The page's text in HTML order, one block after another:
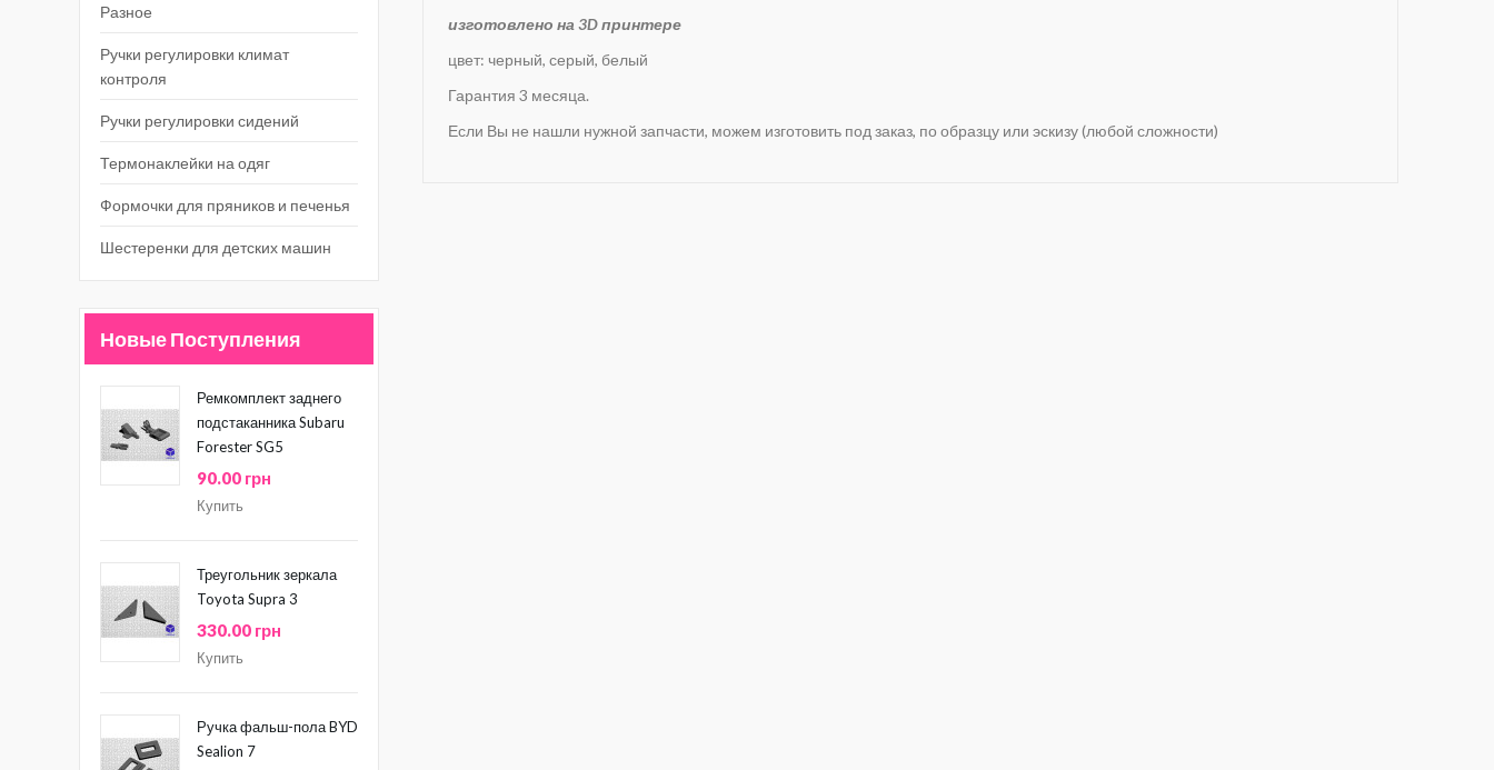
Разное
Ручки регулировки климат
контроля
Ручки регулировки сидений
Термонаклейки на одяг
Формочки для пряников и печенья
Шестеренки для детских машин
Новые Поступления
Ремкомплект заднего
подстаканника Subaru
Forester SG5
90.00 грн
Купить
Треугольник зеркала
Toyota Supra 3
330.00 грн
Купить
Ручка фальш-пола BYD
Sealion 7
изготовлено на 3D принтере
цвет: черный, серый, белый
Гарантия 3 месяца.
Если Вы не нашли нужной запчасти, можем изготовить под заказ, по образцу или эскизу (любой сложности)